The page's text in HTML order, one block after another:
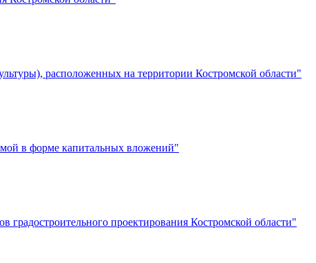
расположенных на территории Костромской области"
в форме капитальных вложений"
проектирования Костромской области"